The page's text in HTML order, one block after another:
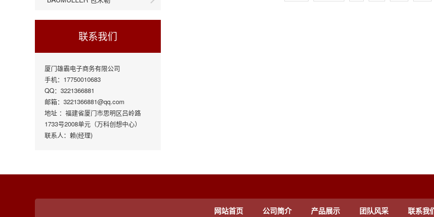
联系我们
厦门雄霸电子商务有限公司
手机：17750010683
QQ：3221366881
邮箱：3221366881@qq.com
地址 ：福建省厦门市思明区吕岭路
1733号2008单元（万科创想中心）
联系人：赖(经理)
网站首页 公司简介 产品展示 团队风采 联系我